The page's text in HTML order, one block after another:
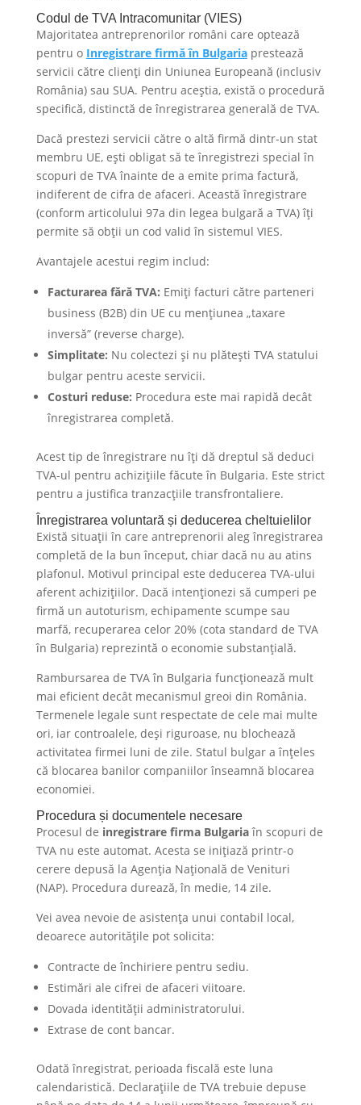
​Codul de TVA Intracomunitar (VIES)
Majoritatea antreprenorilor români care optează
pentru o Inregistrare firmă în Bulgariaprestează
servicii către clienți din Uniunea Europeană (inclusiv
România) sau SUA. Pentru aceștia, există o procedură
specifică, distinctă de înregistrarea generală de TVA.
Dacă prestezi servicii către o altă firmă dintr-un stat
membru UE, ești obligat să te înregistrezi special în
scopuri de TVA înainte de a emite prima factură,
indiferent de cifra de afaceri. Această înregistrare
(conform articolului 97a din legea bulgară a TVA) îți
permite să obții un cod valid în sistemul VIES.
Avantajele acestui regim includ:
Facturarea fără TVA: Emiți facturi către parteneri
business (B2B) din UE cu mențiunea „taxare
inversă” (reverse charge).
Simplitate: Nu colectezi și nu plătești TVA statului
bulgar pentru aceste servicii.
Costuri reduse: Procedura este mai rapidă decât
înregistrarea completă.
Acest tip de înregistrare nu îți dă dreptul să deduci
TVA-ul pentru achizițiile făcute în Bulgaria. Este strict
pentru a justifica tranzacțiile transfrontaliere.
​Înregistrarea voluntară și deducerea cheltuielilor
Există situații în care antreprenorii aleg înregistrarea
completă de la bun început, chiar dacă nu au atins
plafonul. Motivul principal este deducerea TVA-ului
aferent achizițiilor. Dacă intenționezi să cumperi pe
firmă un autoturism, echipamente scumpe sau
marfă, recuperarea celor 20% (cota standard de TVA
în Bulgaria) reprezintă o economie substanțială.
Rambursarea de TVA în Bulgaria funcționează mult
mai eficient decât mecanismul greoi din România.
Termenele legale sunt respectate de cele mai multe
ori, iar controalele, deși riguroase, nu blochează
activitatea firmei luni de zile. Statul bulgar a înțeles
că blocarea banilor companiilor înseamnă blocarea
economiei.
​Procedura și documentele necesare
Procesul de inregistrare firma Bulgariaîn scopuri de
TVA nu este automat. Acesta se inițiază printr-o
cerere depusă la Agenția Națională de Venituri
(NAP). Procedura durează, în medie, 14 zile.
Vei avea nevoie de asistența unui contabil local,
deoarece autoritățile pot solicita:
Contracte de închiriere pentru sediu.
Estimări ale cifrei de afaceri viitoare.
Dovada identității administratorului.
Extrase de cont bancar.
Odată înregistrat, perioada fiscală este luna
calendaristică. Declarațiile de TVA trebuie depuse